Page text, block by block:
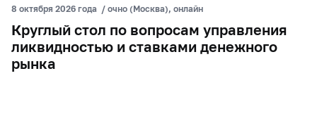
8 октября 2026 года / очно (Москва), онлайн
Круглый стол по вопросам управления
ликвидностью и ставками денежного
рынка